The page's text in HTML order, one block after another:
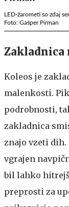
LED-žarometi so zdaj
Foto: Gašper Pirman
Koleos je
malenkosti.
podrobnosti,
zakladnica
znajo vzeti
vgrajen
bil lahko
preprosti za